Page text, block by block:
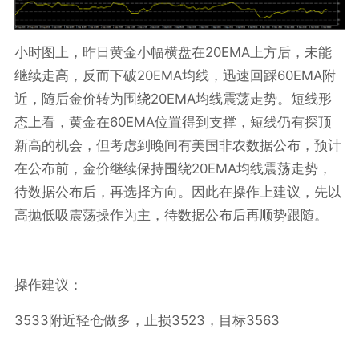
小时图上，昨日黄金小幅横盘在20EMA上方后，未能
继续走高，反而下破20EMA均线，迅速回踩60EMA附
近，随后金价转为围绕20EMA均线震荡走势。短线形
态上看，黄金在60EMA位置得到支撑，短线仍有探顶
新高的机会，但考虑到晚间有美国非农数据公布，预计
在公布前，金价继续保持围绕20EMA均线震荡走势，
待数据公布后，再选择方向。因此在操作上建议，先以
高抛低吸震荡操作为主，待数据公布后再顺势跟随。
操作建议：
3533 附近轻仓做多，止损3523 ，目标3563